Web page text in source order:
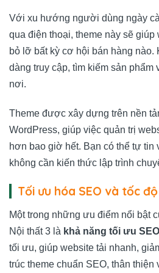
Với xu hướng người dùng ngày
qua điện thoại, theme này sẽ giúp
bỏ lỡ bất kỳ cơ hội bán hàng nào.
dàng truy cập, tìm kiếm sản phẩm
nơi.
Theme được xây dựng trên nền
WordPress, giúp việc quản trị
hơn bao giờ hết. Bạn có thể tự tin
không cần kiến thức lập trình
Tối ưu hóa SEO và tốc
Một trong những ưu điểm nổi bật
Nội thất 3 là khả năng tối ưu SEO
tối ưu, giúp website tải nhanh,
trúc theme chuẩn SEO, thân